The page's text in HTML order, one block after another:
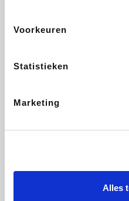
Voorkeuren
Statistieken
Marketing
Alles
CheapTickets.be